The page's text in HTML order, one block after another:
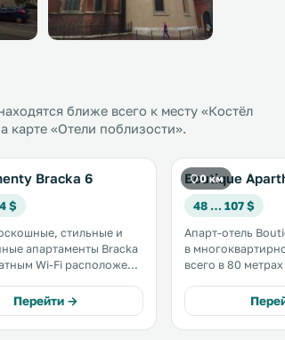
ближе всего к месту «Костёл
карте «Отели поблизости».
Bracka 6
$
стильные и
апартаменты Bracka
Wi-Fi расположены
Перейти →
0 км
Boutique
48 … 107 $
Апарт-отель
в
всего в 80
Кракова, и
дороге, ведущей
замку. К услугам гостей